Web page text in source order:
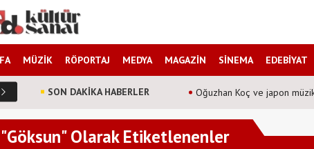
MÜZİK RÖPORTAJ MEDYA MAGAZİN SİNEMA EDEBİYAT
SON DAKİKA HABERLER Oğuzhan Koç ve japon
"Göksun" Olarak Etiketlenenler